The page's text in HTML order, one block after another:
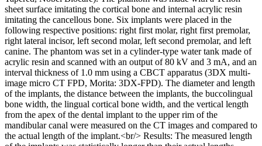
sheet surface imitating the cortical bone and internal acrylic resin
imitating the cancellous bone. Six implants were placed in the
following respective positions: right first molar, right first premolar,
right lateral incisor, left second molar, left second premolar, and left
canine. The phantom was set in a cylinder-type water tank made of
acrylic resin and scanned with an output of 80 kV and 3 mA, and an
interval thickness of 1.0 mm using a CBCT apparatus (3DX multi-
image micro CT FPD, Morita: 3DX-FPD). The diameter and length
of the implants, the distance between the implants, the buccolingual
bone width, the lingual cortical bone width, and the vertical length
from the apex of the dental implant to the upper rim of the
mandibular canal were measured on the CT images and compared to
the actual length of the implant.<br/> Results: The measured length